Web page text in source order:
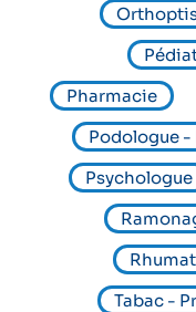
Pharmacie
Podologue -
Psychologue
Tabac -